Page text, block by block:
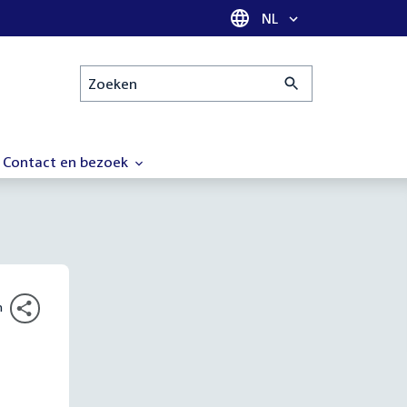
Taal selectie
NL
Zoeken
Contact en bezoek